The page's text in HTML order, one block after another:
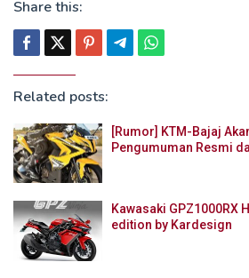
Share this:
Related posts:
[Rumor] KTM-Bajaj
Pengumuman Resmi
Kawasaki GPZ1000RX
edition by Kardesign